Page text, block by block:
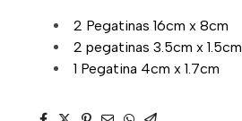
2 Pegatinas 16cm x 8cm
2 pegatinas 3.5cm x 1.5cm
1 Pegatina 4cm x 1.7cm